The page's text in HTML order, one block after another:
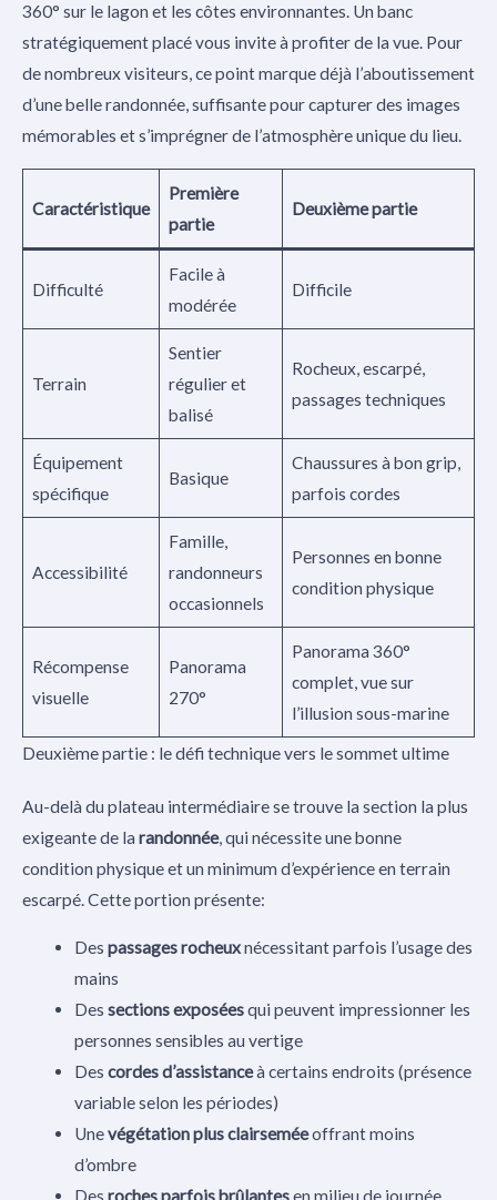
360° sur le lagon et les côtes environnantes. Un banc
stratégiquement placé vous invite à profiter de la vue. Pour
de nombreux visiteurs, ce point marque déjà l’aboutissement
d’une belle randonnée, suffisante pour capturer des images
mémorables et s’imprégner de l’atmosphère unique du lieu.
Caractéristique
Première
partie
Deuxième partie
Difficulté
Facile à
modérée
Difficile
Terrain
Sentier
régulier et
balisé
Rocheux, escarpé,
passages techniques
Équipement
spécifique
Basique
Chaussures à bon grip,
parfois cordes
Accessibilité
Famille,
randonneurs
occasionnels
Personnes en bonne
condition physique
Récompense
visuelle
Panorama
270°
Panorama 360°
complet, vue sur
l’illusion sous-marine
Deuxième partie : le défi technique vers le sommet ultime
Au-delà du plateau intermédiaire se trouve la section la plus
exigeante de la randonnée, qui nécessite une bonne
condition physique et un minimum d’expérience en terrain
escarpé. Cette portion présente:
Des passages rocheuxnécessitant parfois l’usage des
mains
Des sections exposéesqui peuvent impressionner les
personnes sensibles au vertige
Des cordes d’assistanceà certains endroits (présence
variable selon les périodes)
Unevégétation plus clairseméeoffrant moins
d’ombre
Des roches parfois brûlantesen milieu de journée